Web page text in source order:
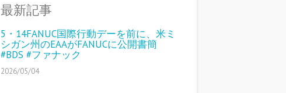
最新記事
5・14FANUC国際行動デーを前に、米ミ
シガン州のEAAがFANUCに公開書簡
#BDS #ファナック
2026/05/04